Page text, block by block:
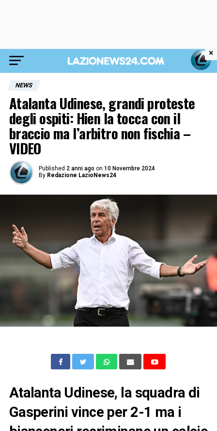
NEWS
Atalanta Udinese, grandi proteste
degli ospiti: Hien la tocca con il
braccio ma l’arbitro non fischia –
VIDEO
Published 2 anni ago on 10 Novembre 2024
By Redazione LazioNews24
Atalanta Udinese, la squadra di
Gasperini vince per 2-1 ma i
×